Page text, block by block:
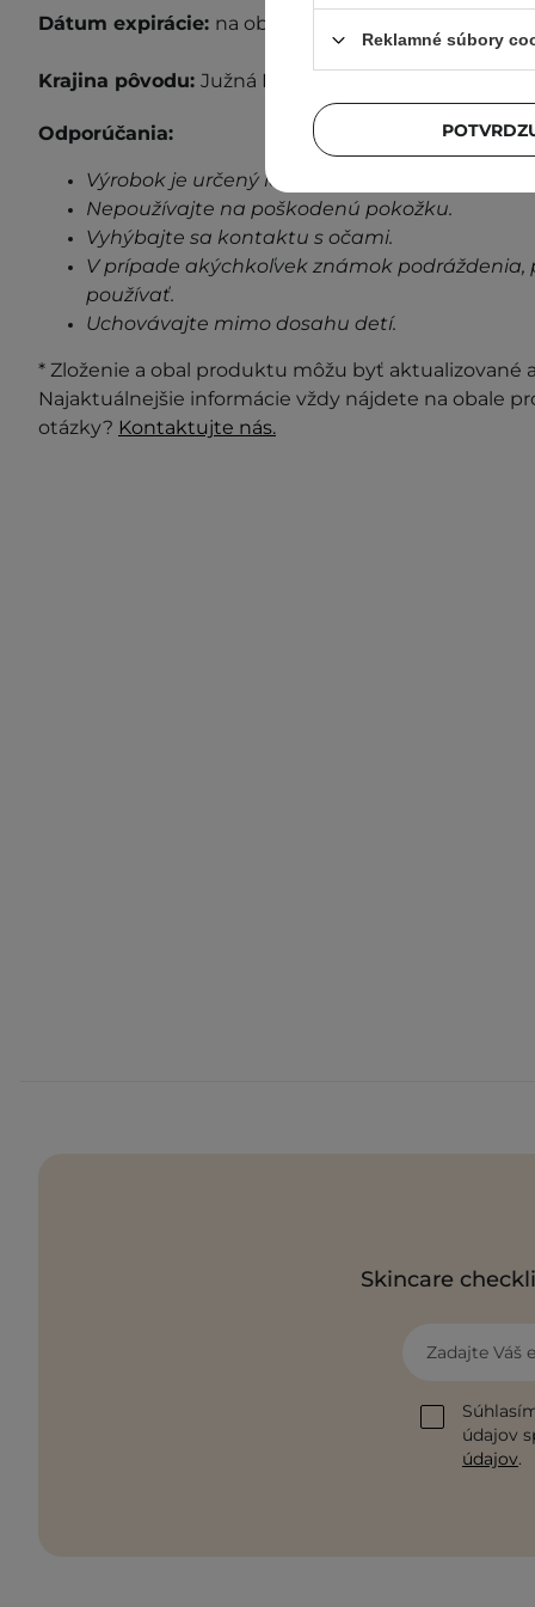
Dátum expirácie: na obale.
Krajina pôvodu: Južná Kórea
Odporúčania:
Výrobok je určený len na vonkajšie použitie.
Nepoužívajte na poškodenú pokožku.
Vyhýbajte sa kontaktu s očami.
V prípade akýchkoľvek známok
používať.
Uchovávajte mimo dosahu detí.
* Zloženie a obal produktu môžu byť aktualizované
Najaktuálnejšie informácie vždy nájdete na obale
otázky? Kontaktujte nás.
Skincare
Zadajte Váš
údajov
údajov.
Reklamné súbory